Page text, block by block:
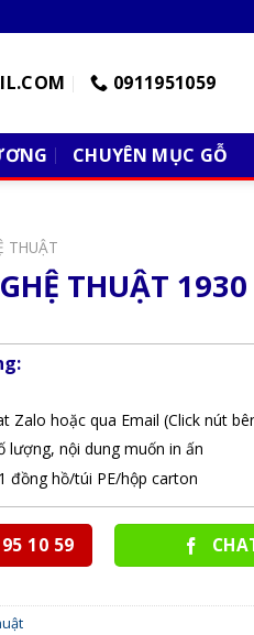
0911951059
CHUYÊN MỤC GỖ
THUẬT
THUẬT 1930
Zalo hoặc qua Email (Click nút
lượng, nội dung muốn in ấn
đồng hồ/túi PE/hộp carton
10 59